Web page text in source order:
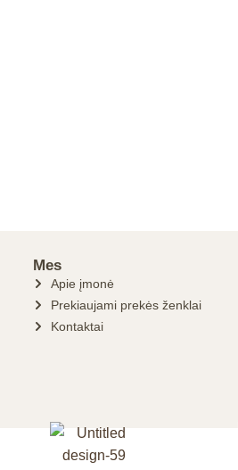
Mes
Apie įmonė
Prekiaujami prekės ženklai
Kontaktai